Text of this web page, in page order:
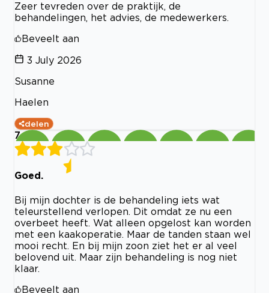
Zeer tevreden over de praktijk, de
behandelingen, het advies, de medewerkers.
Beveelt aan
3 July 2026
Susanne
Haelen
delen
7
Goed.
Bij mijn dochter is de behandeling iets wat
teleurstellend verlopen. Dit omdat ze nu een
overbeet heeft. Wat alleen opgelost kan worden
met een kaakoperatie. Maar de tanden staan wel
mooi recht. En bij mijn zoon ziet het er al veel
belovend uit. Maar zijn behandeling is nog niet
klaar.
Beveelt aan